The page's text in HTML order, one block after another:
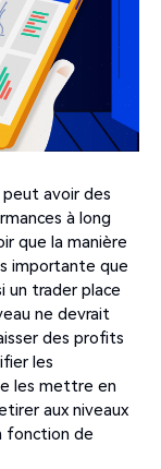
avoir des
à long
que la manière
importante que
un trader place
ne devrait
des profits
les
les mettre en
aux niveaux
fonction de